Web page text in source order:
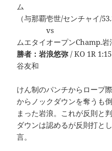
ム
（与那覇壱世/センチャイ/
vs
ムエタイオープンChamp.岩
勝者：岩浪悠弥 / KO 1R
谷友和
けん制のパンチからロープ
からノックダウンを奪うも
まった岩浪。これが反則と
ダウンは認めるが反則打と
言。